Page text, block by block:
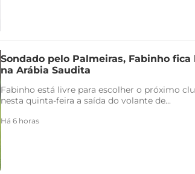
Sondado pelo Palmeiras, Fabinho
na Arábia Saudita
Fabinho está livre para escolher o próximo
nesta quinta-feira a saída do volante de...
Há 6 horas